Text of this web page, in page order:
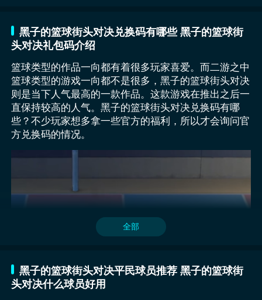
水户部凛之助：作为大前锋位置的多面手，水户部的技
能组堪称内线球员的教科书，其招牌幻影勾手可在背身
状态下突然转身射篮，假动作判定让盖帽时机难以把
握，铁壁防守技能则使其在篮下对抗时减少30%被撞倒
概率，更难得的是该角色的基础数值成长平滑，前期就
能通过支线任务获取专属训练道具。在3v3模式中，他
既能与火神形成双塔压制，也能拉到高位进行中距离策
应，战术价值远超同稀有度球员，也是禁区比较有优势
类交易中较为值得信赖的选择。尤其在游戏账号交易这
类高风险领域，平台的服务能力与保障机制尤显关键。
交易猫通过严密的身份审核、灵活的售后服务和智能化
的筛选系统，建立起了平台与用户之间的信任纽带。若
快的游戏之路。
黑子的篮球街头对决黄濑具体的相关内容到这里就结束
直接使用对手招式为我方创造有利的条件最终成功获
胜。
在使用的时候要多加注意，可以匹配外线火力队友。
从整体的各方面属性来看，无论是扣篮还是灌篮都是非
技，还有灌篮季投篮技巧等等，总之这是非常出色相当
不错的顶级灌篮高手，当选择此角色之后，小伙伴们一
仔。
作为一个专门主打篮球对战的游戏，里面会使用的是和
对战的过程中，可以灵活的操控角色，在游戏里传球投
篮，另外游戏里设定的模式也很多，喜欢和其他成员一
起参与的就可以参与多人对抗，也可以选择1v1的比
拼，玩家可以和好友一对一比拼各自的篮球能力，另外
1技能“瞬突速投”，在实火瞬突的过程中，可以瞬间急
停，快速出手完成投篮。2技能“火葬封锁”，他可以如
黑子的篮球街头对决兑换码有哪些 黑子的篮球街
头对决礼包码介绍
篮球类型的作品一向都有着很多玩家喜爱。而二游之中
篮球类型的游戏一向都不是很多，黑子的篮球街头对决
则是当下人气最高的一款作品。这款游戏在推出之后一
直保持较高的人气。黑子的篮球街头对决兑换码有哪
些？不少玩家想多拿一些官方的福利，所以才会询问官
方兑换码的情况。
全部
黑子的篮球街头对决平民球员推荐 黑子的篮球街
头对决什么球员好用